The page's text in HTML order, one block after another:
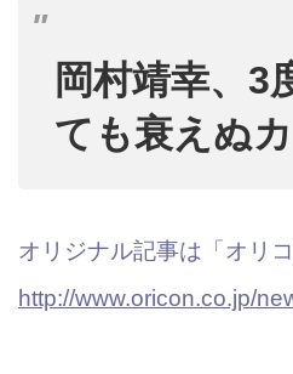
岡村靖幸、3
ても衰えぬ
オリジナル記事は「オリ
http://www.oricon.co.jp/